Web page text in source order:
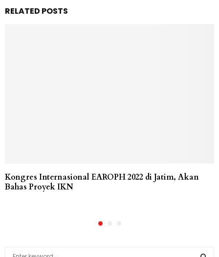
RELATED POSTS
Kongres Internasional EAROPH 2022 di Jatim, Akan
Bahas Proyek IKN